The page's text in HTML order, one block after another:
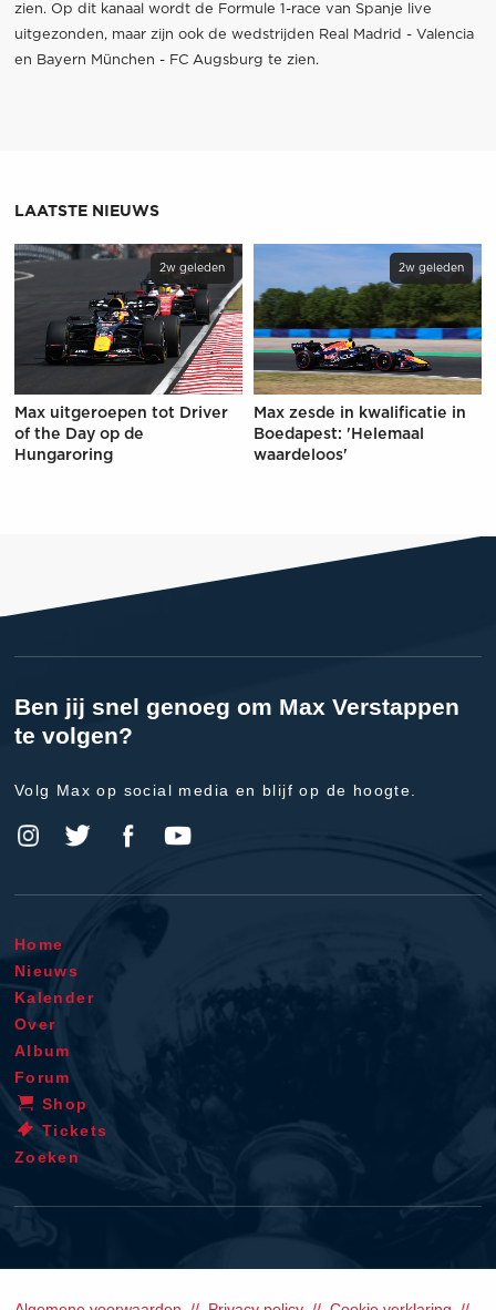
zien. Op dit kanaal wordt de Formule 1-race van Spanje live
uitgezonden, maar zijn ook de wedstrijden Real Madrid - Valencia
en Bayern München - FC Augsburg te zien.
LAATSTE NIEUWS
2w geleden
Max uitgeroepen tot Driver
of the Day op de
Hungaroring
2w geleden
Max zesde in kwalificatie in
Boedapest: 'Helemaal
waardeloos'
Ben jij snel genoeg om Max Verstappen
te volgen?
Volg Max op social media en blijf op de hoogte.
Home
Nieuws
Kalender
Over
Album
Forum
Shop
Tickets
Zoeken